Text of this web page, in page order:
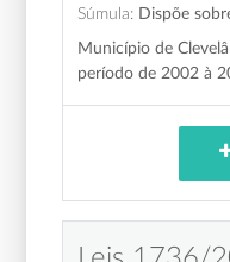
Súmula: Dispõe
Município de
período de 2002 à